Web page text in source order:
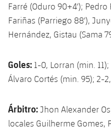
Farré (Oduro 90+4');
Fariñas (Parriego 88'),
Hernández, Gistau (Sama
Goles: 1-0, Lorran (min.
Álvaro Cortés (min. 95); 2-
Árbitro: Jhon Alexander
locales Guilherme Gomes,